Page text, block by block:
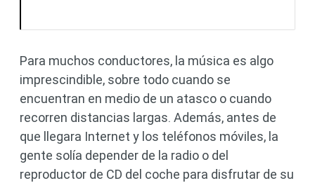
Para muchos conductores, la música es algo
imprescindible, sobre todo cuando se
encuentran en medio de un atasco o cuando
recorren distancias largas. Además, antes de
que llegara Internet y los teléfonos móviles, la
gente solía depender de la radio o del
reproductor de CD del coche para disfrutar de su